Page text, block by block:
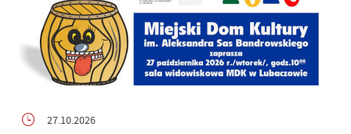
27.10.2026